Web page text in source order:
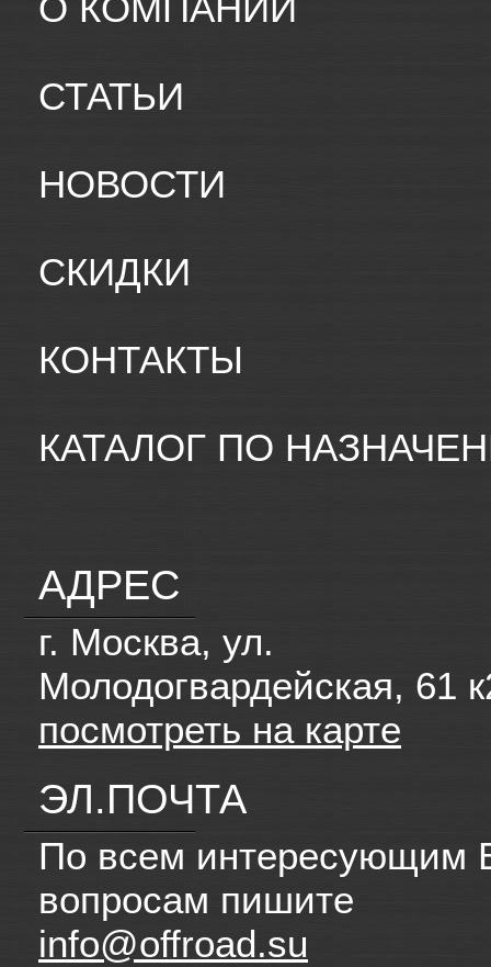
О КОМПАНИИ
СТАТЬИ
НОВОСТИ
СКИДКИ
КОНТАКТЫ
КАТАЛОГ ПО
АДРЕС
г. Москва, ул.
Молодогвардейская, 61
посмотреть на карте
ЭЛ.ПОЧТА
По всем интересующим
вопросам пишите
info@offroad.su